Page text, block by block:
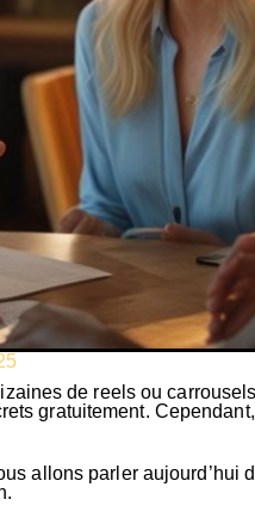
de reels ou
gratuitement.
allons parler aujourd’hui